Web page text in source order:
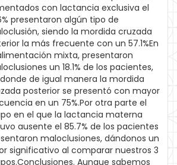
con lactancia exclusiva el
presentaron algún tipo de
siendo la mordida cruzada
la más frecuente con un 57.1%En
mixta, presentaron
un 18.1% de los pacientes,
de igual manera la mordida
posterior se presentó con mayor
en un 75%.Por otra parte el
en el que la lactancia materna
ausente el 85.7% de los pacientes
maloclusiones, dándonos un
significativo al comparar nuestros 3
Aunque sabemos